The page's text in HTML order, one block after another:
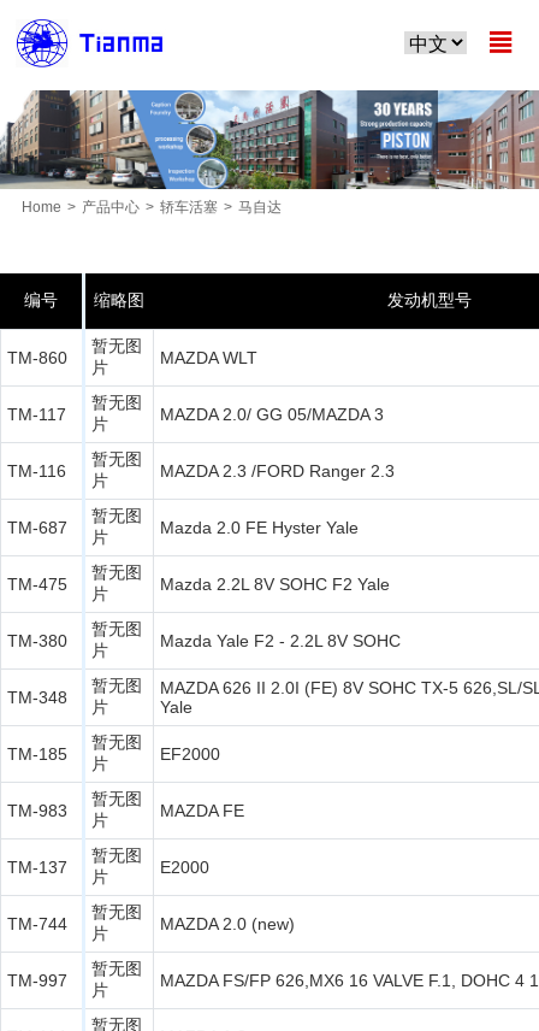

Home > 产品中心 > 轿车活塞 > 马自达
编号 缩略图 发动机型号
TM-860
暂无图
片
MAZDA WLT
TM-117
暂无图
片
MAZDA 2.0/ GG 05/MAZDA 3
TM-116
暂无图
片
MAZDA 2.3 /FORD Ranger 2.3
TM-687
暂无图
片
Mazda 2.0 FE Hyster Yale
TM-475
暂无图
片
Mazda 2.2L 8V SOHC F2 Yale
TM-380
暂无图
片
Mazda Yale F2 - 2.2L 8V SOHC
TM-348
暂无图
片
MAZDA 626 II 2.0I (FE) 8V SOHC TX-5 626,SL/
Yale
TM-185
暂无图
片
EF2000
TM-983
暂无图
片
MAZDA FE
TM-137
暂无图
片
E2000
TM-744
暂无图
片
MAZDA 2.0 (new)
TM-997
暂无图
片
MAZDA FS/FP 626,MX6 16 VALVE F.1, DOHC 4
暂无图